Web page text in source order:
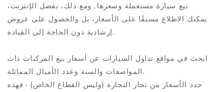
بيع سيارة مستعملة وسعرها. ومع ذلك، بفضل الإنترنت،
يمكنك الاطلاع مسبقًا على الأسعار، بل والحصول على عروض
إرشادية دون الحاجة إلى القيادة.
ابحث في مواقع تداول السيارات عن أسعار بيع المركبات ذات
المواصفات والسنة وعدد الأميال المماثلة.
حدد الأسعار من تجار التجارة (وليس القطاع الخاص) - فهذه